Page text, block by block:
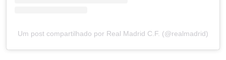
Um post compartilhado por Real Madrid C.F. (@realmadrid)